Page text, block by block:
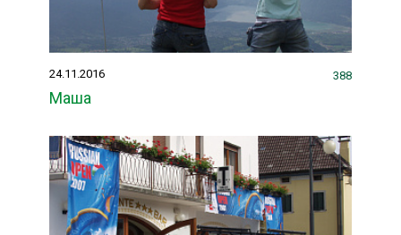
24.11.2016
Маша
388